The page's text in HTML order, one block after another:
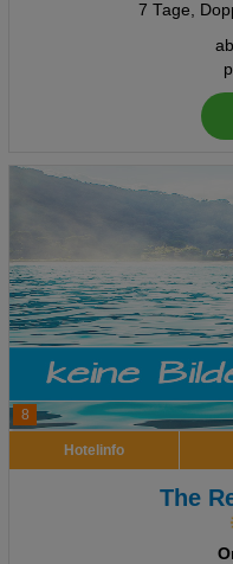
7 Tage,
ab
8
Hotelinfo
The